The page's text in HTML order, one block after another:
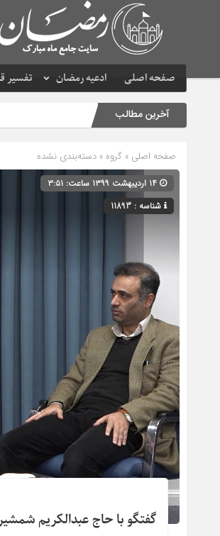
صفحه اصلی ادعیه رمضان تفسیر
آخرین مطالب
صفحه اصلی » گروه » دسته‌بندی نشده
شناسه : 11893
گفتگو با حاج عبدالکریم